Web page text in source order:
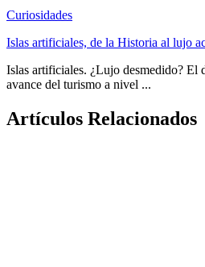
Curiosidades
Islas artificiales, de la Historia al lujo
Islas artificiales. ¿Lujo desmedido? El
avance del turismo a nivel ...
Artículos Relacionados